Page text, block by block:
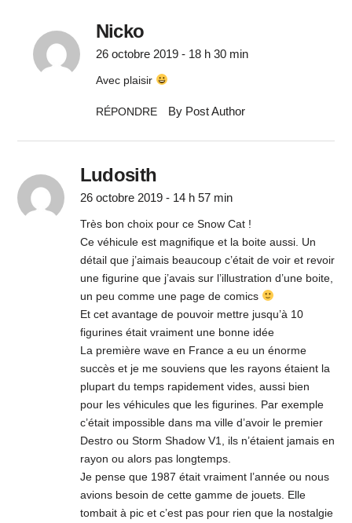
Nicko
26 octobre 2019 - 18 h 30 min
Avec plaisir
RÉPONDRE By Post Author
Ludosith
26 octobre 2019 - 14 h 57 min
Très bon choix pour ce Snow Cat !
Ce véhicule est magnifique et la boite aussi. Un
détail que j’aimais beaucoup c’était de voir et revoir
une figurine que j’avais sur l’illustration d’une boite,
un peu comme une page de comics
Et cet avantage de pouvoir mettre jusqu’à 10
figurines était vraiment une bonne idée
La première wave en France a eu un énorme
succès et je me souviens que les rayons étaient la
plupart du temps rapidement vides, aussi bien
pour les véhicules que les figurines. Par exemple
c’était impossible dans ma ville d’avoir le premier
Destro ou Storm Shadow V1, ils n’étaient jamais en
rayon ou alors pas longtemps.
Je pense que 1987 était vraiment l’année ou nous
avions besoin de cette gamme de jouets. Elle
tombait à pic et c’est pas pour rien que la nostalgie